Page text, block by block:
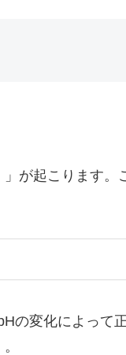
が起こります。
の変化によって